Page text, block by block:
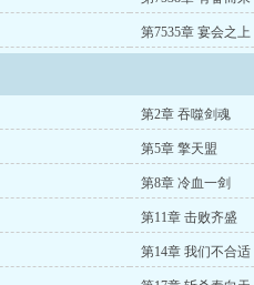
第7535章 宴会之上
第2章 吞噬剑魂
第5章 擎天盟
第8章 冷血一剑
第11章 击败齐盛
第14章 我们不合适